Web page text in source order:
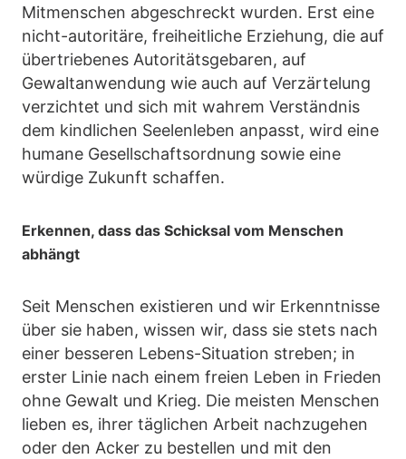
Mitmenschen abgeschreckt wurden. Erst eine
nicht-autoritäre, freiheitliche Erziehung, die auf
übertriebenes Autoritätsgebaren, auf
Gewaltanwendung wie auch auf Verzärtelung
verzichtet und sich mit wahrem Verständnis
dem kindlichen Seelenleben anpasst, wird eine
humane Gesellschaftsordnung sowie eine
würdige Zukunft schaffen.
Erkennen, dass das Schicksal vom Menschen
abhängt
Seit Menschen existieren und wir Erkenntnisse
über sie haben, wissen wir, dass sie stets nach
einer besseren Lebens-Situation streben; in
erster Linie nach einem freien Leben in Frieden
ohne Gewalt und Krieg. Die meisten Menschen
lieben es, ihrer täglichen Arbeit nachzugehen
oder den Acker zu bestellen und mit den